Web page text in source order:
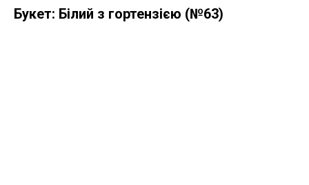
Букет: Білий з гортензією (№63)